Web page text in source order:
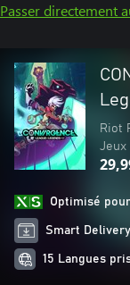
Passer directement
Riot
Jeux
Optimisé
Smart Delivery
15 Langues